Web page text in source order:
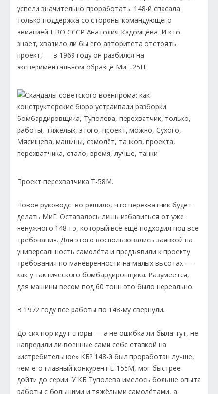
успели значительно проработать. 148-й спасала
только поддержка со стороны командующего
авиацией ПВО СССР Анатолия Кадомцева. И кто
знает, хватило ли бы его авторитета отстоять
проект, — в 1969 году он разбился на
экспериментальном образце МиГ‑25П.
Проект перехватчика Т-58М.
Новое руководство решило, что перехватчик будет
делать МиГ. Оставалось лишь избавиться от уже
ненужного 148-го, который всё ещё подходил под все
требования. Для этого воспользовались заявкой на
универсальность самолёта и предъявили к проекту
требования по манёвренности на малых высотах —
как у тактического бомбардировщика. Разумеется,
для машины весом под 60 тонн это было нереально.
В 1972 году все работы по 148-му свернули.
До сих пор идут споры — а не ошибка ли была тут, не
навредили ли военные сами себе ставкой на
«истребительное» КБ? 148-й был проработан лучше,
чем его главный конкурент Е-155М, мог быстрее
дойти до серии. У КБ Туполева имелось больше опыта
работы с большими и тяжёлыми самолётами, а